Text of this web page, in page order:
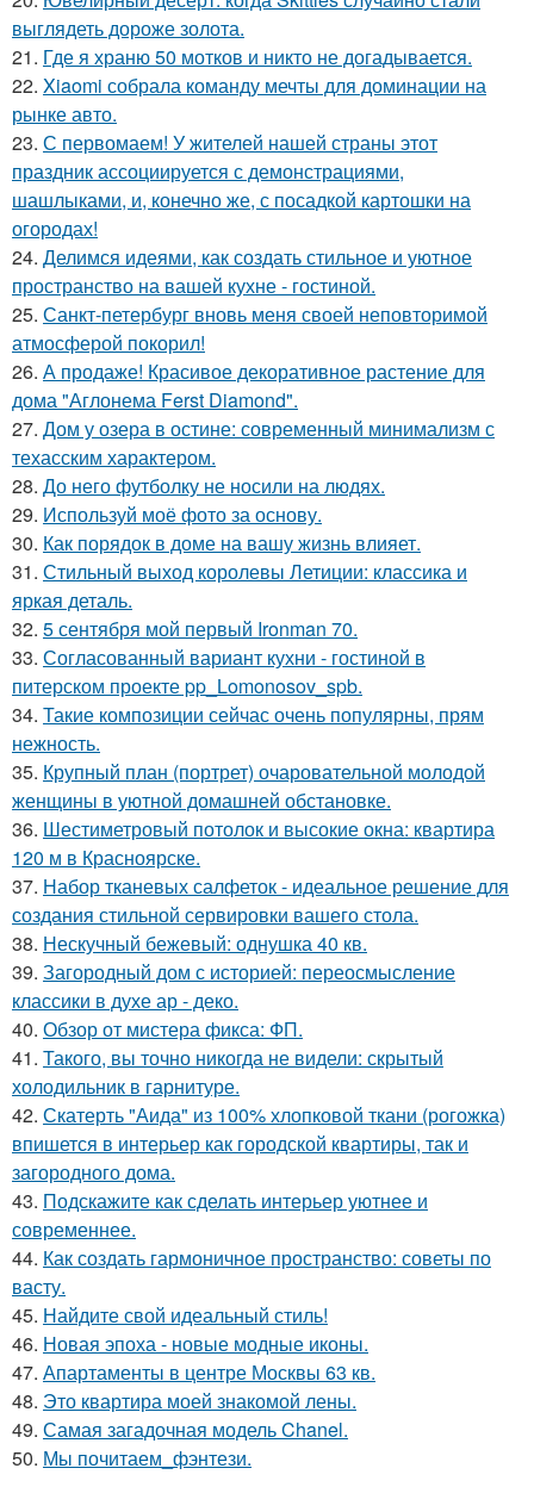
выглядеть дороже золота.
21. Где я храню 50 мотков и никто не догадывается.
22. Xiaomi собрала команду мечты для доминации на
рынке авто.
23. С первомаем! У жителей нашей страны этот
праздник ассоциируется с демонстрациями,
шашлыками, и, конечно же, с посадкой картошки на
огородах!
24. Делимся идеями, как создать стильное и уютное
пространство на вашей кухне - гостиной.
25. Санкт-петербург вновь меня своей неповторимой
атмосферой покорил!
26. А продаже! Красивое декоративное растение для
дома "Аглонема Ferst Diamond".
27. Дом у озера в остине: современный минимализм с
техасским характером.
28. До него футболку не носили на людях.
29. Используй моё фото за основу.
30. Как порядок в доме на вашу жизнь влияет.
31. Стильный выход королевы Летиции: классика и
яркая деталь.
32. 5 сентября мой первый Ironman 70.
33. Согласованный вариант кухни - гостиной в
питерском проекте pp_Lomonosov_spb.
34. Такие композиции сейчас очень популярны, прям
нежность.
35. Крупный план (портрет) очаровательной молодой
женщины в уютной домашней обстановке.
36. Шестиметровый потолок и высокие окна: квартира
120 м в Красноярске.
37. Набор тканевых салфеток - идеальное решение для
создания стильной сервировки вашего стола.
38. Нескучный бежевый: однушка 40 кв.
39. Загородный дом с историей: переосмысление
классики в духе ар - деко.
40. Обзор от мистера фикса: ФП.
41. Такого, вы точно никогда не видели: скрытый
холодильник в гарнитуре.
42. Скатерть "Аида" из 100% хлопковой ткани (рогожка)
впишется в интерьер как городской квартиры, так и
загородного дома.
43. Подскажите как сделать интерьер уютнее и
современнее.
44. Как создать гармоничное пространство: советы по
васту.
45. Найдите свой идеальный стиль!
46. Новая эпоха - новые модные иконы.
47. Апартаменты в центре Москвы 63 кв.
48. Это квартира моей знакомой лены.
49. Самая загадочная модель Chanel.
50. Мы почитаем_фэнтези.